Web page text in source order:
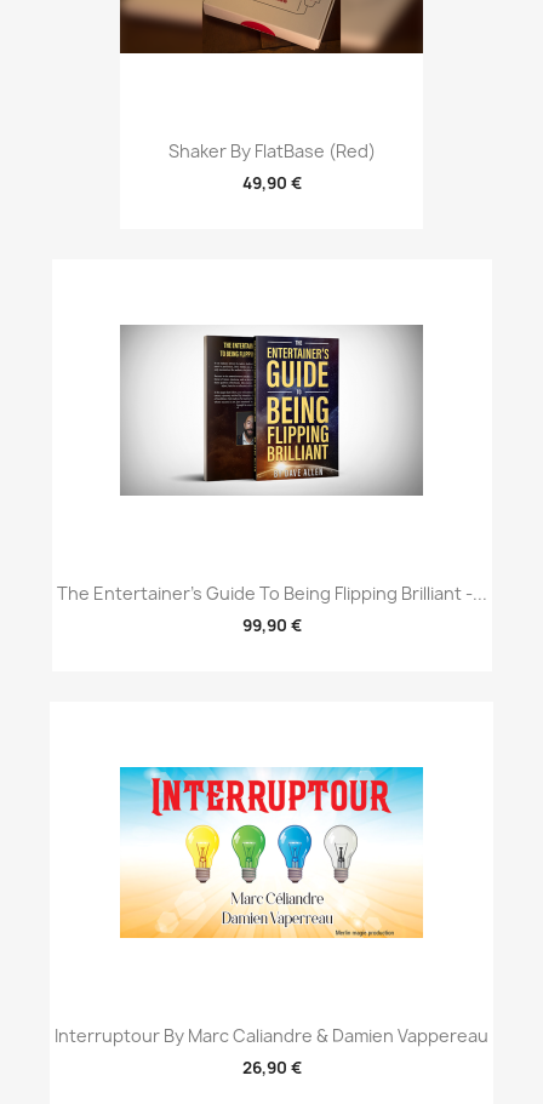
Shaker By FlatBase (Red)
49,90 €
The Entertainer's Guide To Being Flipping Brilliant -...
99,90 €
Interruptour By Marc Caliandre & Damien Vappereau
26,90 €